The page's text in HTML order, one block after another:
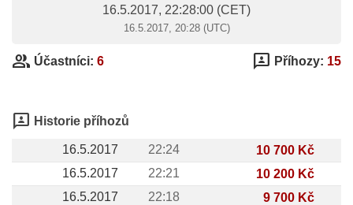
16.5.2017, 22:28:00 (CET)
16.5.2017, 20:28 (UTC)
group Účastníci: 6 3p Příhozy: 15
3p Historie příhozů
16.5.2017 22:24
10 700 Kč
16.5.2017
22:21
10 200 Kč
16.5.2017
22:18
9 700 Kč